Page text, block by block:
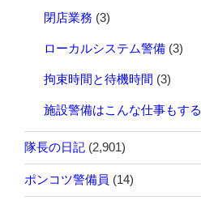
閉店業務 (3)
ローカルシステム警備 (3)
拘束時間と待機時間 (3)
施設警備はこんな仕事もする
隊長の日記 (2,901)
ポンコツ警備員 (14)